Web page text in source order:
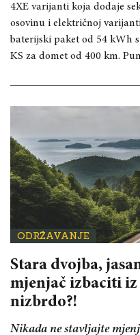
4XE varijanti koja dodaje
osovinu i električnoj
baterijski paket od 54 kWh
KS za domet od 400 km.
ODRŽAVANJE
Stara dvojba,
mjenjač izbaciti
nizbrdo?!
Nikada ne stavljajte